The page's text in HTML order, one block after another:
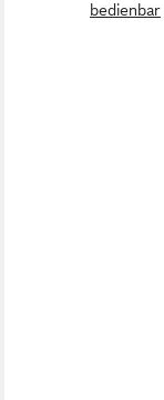
bedienbar